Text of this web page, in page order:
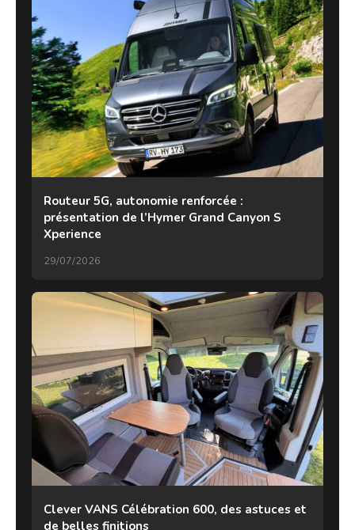
Routeur 5G, autonomie renforcée :
présentation de l’Hymer Grand Canyon S
Xperience
29/07/2026
Clever VANS Célébration 600, des astuces et
de belles finitions